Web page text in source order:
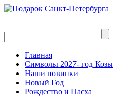
Главная
Символы 2027- год
Наши новинки
Новый Год
Рождество и Пасха